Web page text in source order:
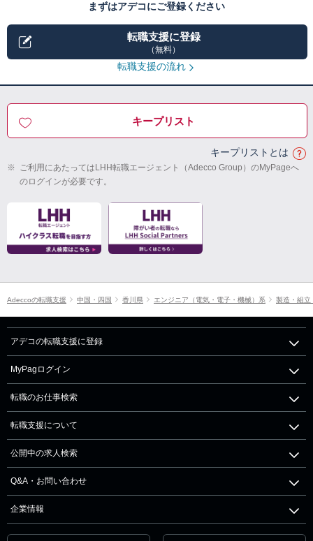
まずはアデコにご登録ください
転職支援に登録
（無料）
転職支援の流れ
キープリスト
キープリストとは
※ ご利用にあたってはLHH転職エージェント（Adecco Group）のMyPageへ
のログインが必要です。
Adeccoの転職支援 中国・四国 香川県 エンジニア（電気・電子・機械）系 製造・組立
アデコの転職支援に登録
MyPagログイン
転職のお仕事検索
転職支援について
公開中の求人検索
Q&A・お問い合わせ
企業情報